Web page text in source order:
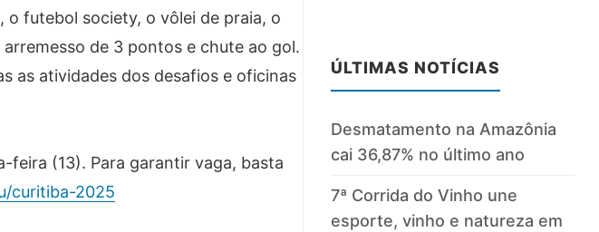
o futebol society, o vôlei de praia, o
de 3 pontos e chute ao gol.
as atividades dos desafios e oficinas
(13). Para garantir vaga, basta
curitiba-2025
ÚLTIMAS NOTÍCIAS
Desmatamento na Amazônia
cai 36,87% no último ano
7ª Corrida do Vinho une
esporte, vinho e natureza em